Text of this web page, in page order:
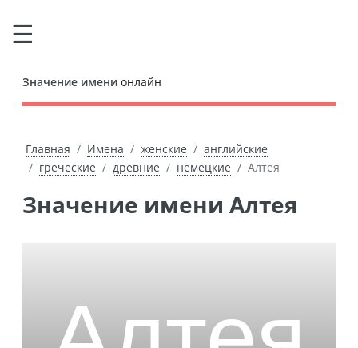
Значение имени онлайн
Главная Имена женские
английские
греческие
древние немецкие Алтея
Значение имени Алтея